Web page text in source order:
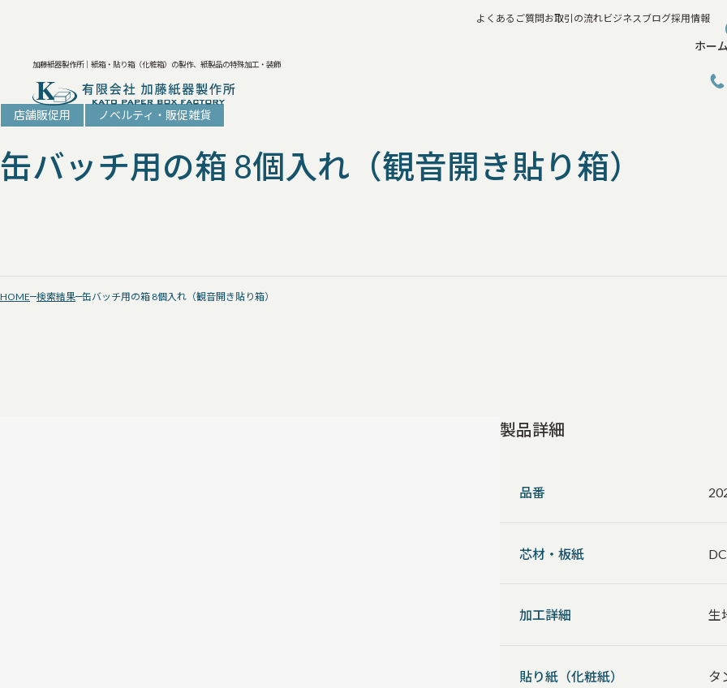
加藤紙器製作所｜紙箱・貼り箱（化粧箱）の製作、紙製品の特殊加工・装飾
よくあるご質問 お取引の流れビジネスブログ採用情報
ホーム
店舗販促用 ノベルティ・販促雑貨
缶バッチ用の箱 8個入れ（観音開き貼り箱）
HOME 検索結果 缶バッチ用の箱 8個入れ（観音開き貼り箱）
製品詳細
品番
芯材・板紙
加工詳細 生
貼り紙（化粧紙） タ